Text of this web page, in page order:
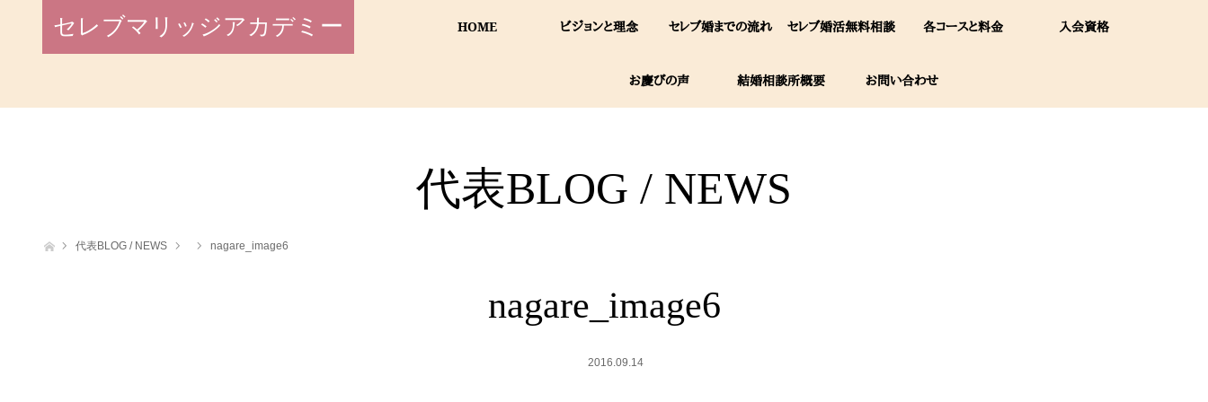
セレブマリッジアカデミー HOME ビジョンと理念 セレブ婚までの流れ セレブ婚活無料相談 各コースと料金 入会資格
お慶びの声 結婚相談所概要 お問い合わせ
代表BLOG / NEWS
ホーム代表BLOG / NEWS nagare_image6
nagare_image6
2016.09.14